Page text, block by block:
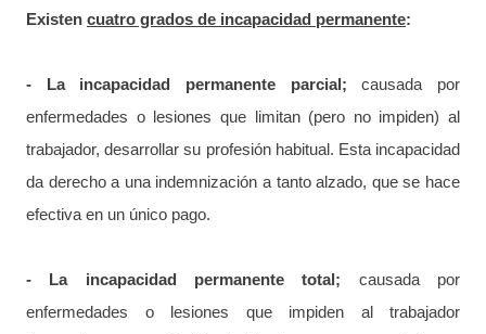
Existen cuatro grados de incapacidad permanente:
- La incapacidad permanente parcial; causada por
enfermedades o lesiones que limitan (pero no impiden) al
trabajador, desarrollar su profesión habitual. Esta incapacidad
da derecho a una indemnización a tanto alzado, que se hace
efectiva en un único pago.
- La incapacidad permanente total; causada por
enfermedades o lesiones que impiden al trabajador